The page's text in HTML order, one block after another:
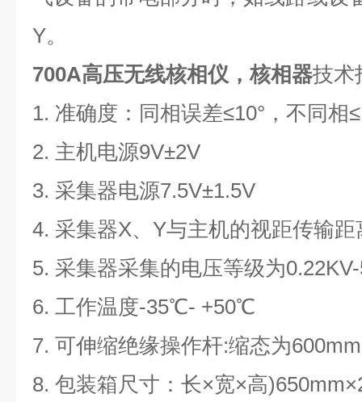
Y。
700A高压无线核相仪，核相器技术
1. 准确度：同相误差≤10°，不同相
2. 主机电源9V±2V
3. 采集器电源7.5V±1.5V
4. 采集器X、Y与主机的视距传输距
5. 采集器采集的电压等级为
6. 工作温度-35℃- +50℃
7. 可伸缩绝缘操作杆:缩态为
8. 包装箱尺寸：长×宽×高